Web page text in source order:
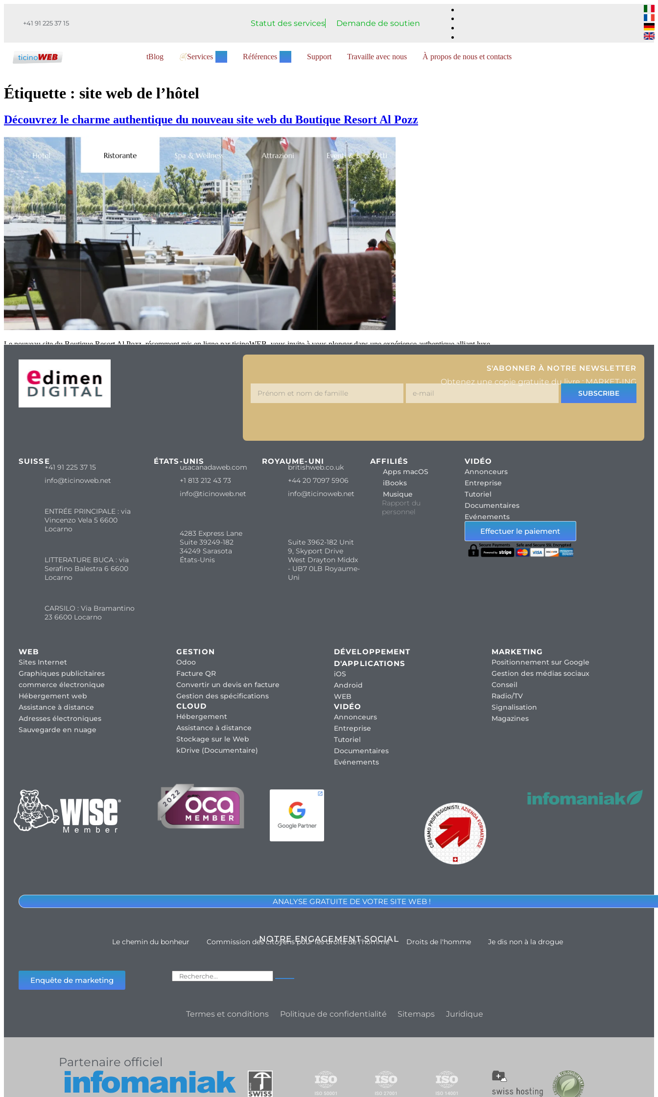
+41 91 225 37 15 Statut des services Demande de soutien
tBlog Services Références Support Travaille avec nous À propos de nous et contacts
Étiquette : site web de l’hôtel
Découvrez le charme authentique du nouveau site web du Boutique Resort Al Pozz
Le nouveau site du Boutique Resort Al Pozz, récemment mis en ligne par ticinoWEB, vous invite à vous plonger dans une expérience authentique alliant luxe
S'ABONNER À NOTRE NEWSLETTER
Obtenez une copie gratuite du livre : MARKET-ING
SUBSCRIBE
SUISSE
+41 91 225 37 15
info@ticinoweb.net
ENTRÉE PRINCIPALE : via
Vincenzo Vela 5 6600
Locarno
LITTERATURE BUCA : via
Serafino Balestra 6 6600
Locarno
CARSILO : Via Bramantino
23 6600 Locarno
ÉTATS-UNIS
usacanadaweb.com
+1 813 212 43 73
info@ticinoweb.net
4283 Express Lane
Suite 39249-182
34249 Sarasota
États-Unis
ROYAUME-UNI
britishweb.co.uk
+44 20 7097 5906
info@ticinoweb.net
Suite 3962-182 Unit
9, Skyport Drive
West Drayton Middx
- UB7 0LB Royaume-
Uni
AFFILIÉS
Apps macOS
iBooks
Musique
Rapport du
personnel
VIDÉO
Annonceurs
Entreprise
Tutoriel
Documentaires
Evénements
Effectuer le paiement
WEB
Sites Internet
Graphiques publicitaires
commerce électronique
Hébergement web
Assistance à distance
Adresses électroniques
Sauvegarde en nuage
GESTION
Odoo
Facture QR
Convertir un devis en facture
Gestion des spécifications
CLOUD
Hébergement
Assistance à distance
Stockage sur le Web
kDrive (Documentaire)
DÉVELOPPEMENT
D'APPLICATIONS
iOS
Android
WEB
VIDÉO
Annonceurs
Entreprise
Tutoriel
Documentaires
Evénements
MARKETING
Positionnement sur Google
Gestion des médias sociaux
Conseil
Radio/TV
Signalisation
Magazines
ANALYSE GRATUITE DE VOTRE SITE WEB !
NOTRE ENGAGEMENT SOCIAL
Le chemin du bonheur Commission des citoyens pour les droits de l'homme Droits de l'homme Je dis non à la drogue
Enquête de marketing
Termes et conditions Politique de confidentialité Sitemaps Juridique
Partenaire officiel